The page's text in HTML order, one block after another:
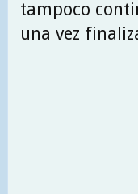
tampoco
una vez